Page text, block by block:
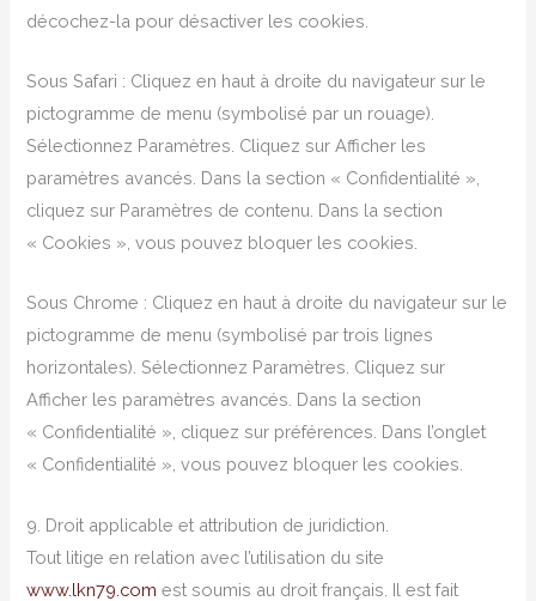
décochez-la pour désactiver les cookies.
Sous Safari : Cliquez en haut à droite du navigateur sur le
pictogramme de menu (symbolisé par un rouage).
Sélectionnez Paramètres. Cliquez sur Afficher les
paramètres avancés. Dans la section « Confidentialité »,
cliquez sur Paramètres de contenu. Dans la section
« Cookies », vous pouvez bloquer les cookies.
Sous Chrome : Cliquez en haut à droite du navigateur sur le
pictogramme de menu (symbolisé par trois lignes
horizontales). Sélectionnez Paramètres. Cliquez sur
Afficher les paramètres avancés. Dans la section
« Confidentialité », cliquez sur préférences. Dans l’onglet
« Confidentialité », vous pouvez bloquer les cookies.
9. Droit applicable et attribution de juridiction.
Tout litige en relation avec l’utilisation du site
www.lkn79.com est soumis au droit français. Il est fait